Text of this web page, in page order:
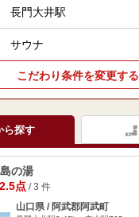
長門大井駅
サウナ
こだわり条件を変更する
ら探す
の湯
2.5点/ 3 件
山口県 / 阿武郡阿武町